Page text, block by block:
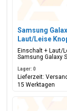
Samsung
Laut/Leise
Einschalt + Laut/
Samsung Galaxy
Lager: 0
Lieferzeit:
15 Werktagen